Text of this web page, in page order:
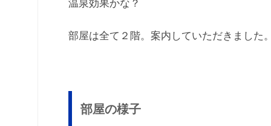
温泉効果かな？
部屋は全て２階。案内していただきました
部屋の様子